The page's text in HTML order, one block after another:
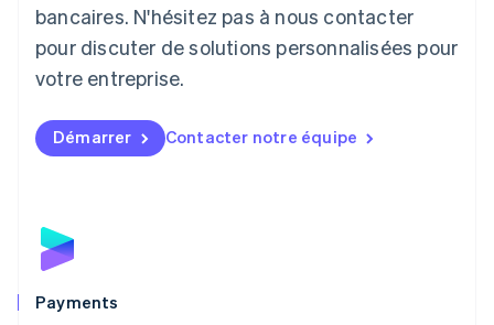
bancaires. N'hésitez pas à nous contacter
pour discuter de solutions personnalisées pour
votre entreprise.
Démarrer Contacter notre équipe
Payments
Lituanie
Luxembourg
FrançaisDeutschEnglish
English简体中文
Malte
Norvège
English
English